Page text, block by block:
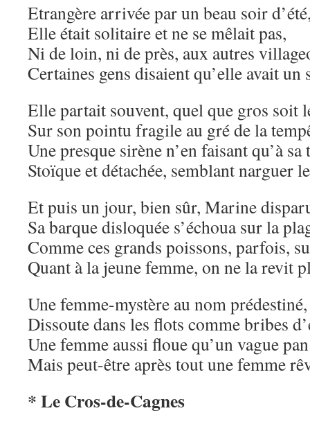
Etrangère arrivée par un beau soir
Elle était solitaire et ne se mêlait pas,
Ni de loin, ni de près, aux autres
Certaines gens disaient qu’elle avait un
Elle partait souvent, quel que gros soit
Sur son pointu fragile au gré de la
Une presque sirène n’en faisant qu’à sa
Stoïque et détachée, semblant narguer
Et puis un jour, bien sûr, Marine
Sa barque disloquée s’échoua sur la
Comme ces grands poissons, parfois,
Quant à la jeune femme, on ne la revit
Une femme-mystère au nom prédestiné,
Dissoute dans les flots comme bribes
Une femme aussi floue qu’un vague
Mais peut-être après tout une femme
* Le Cros-de-Cagnes